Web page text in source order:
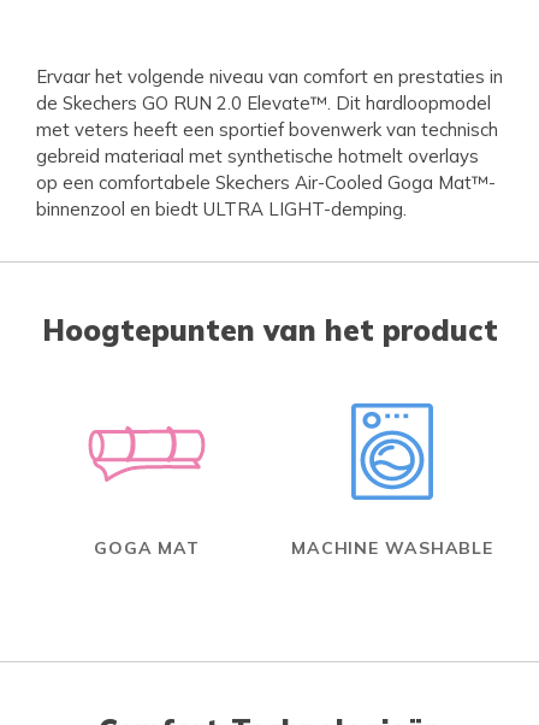
Ervaar het volgende niveau van comfort en prestaties in
de Skechers GO RUN 2.0 Elevate™. Dit hardloopmodel
met veters heeft een sportief bovenwerk van technisch
gebreid materiaal met synthetische hotmelt overlays
op een comfortabele Skechers Air-Cooled Goga Mat™-
binnenzool en biedt ULTRA LIGHT-demping.
Hoogtepunten van het product
GOGA MAT MACHINE WASHABLE